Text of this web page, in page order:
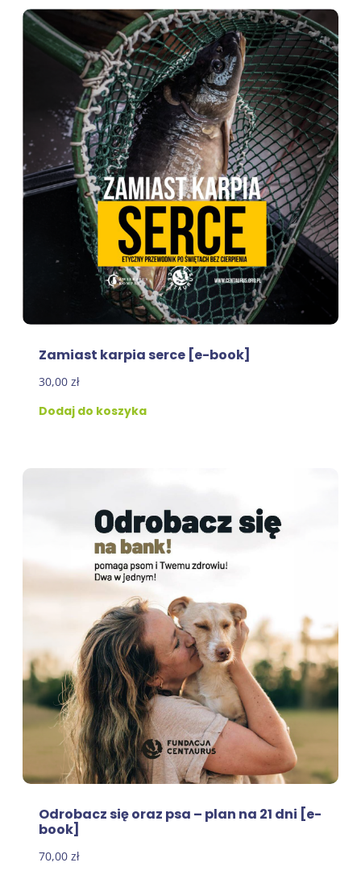
Zamiast karpia serce [e-book]
30,00 zł
Dodaj do koszyka
Odrobacz się oraz psa – plan na 21 dni [e-
book]
70,00 zł